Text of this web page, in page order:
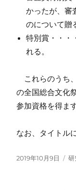
かったが、審
のについて贈
特別賞・・・
れる。
これらのうち
の全国総合文化
参加資格を得ます
なお、タイトル
投
2019年10月9日
カ
研